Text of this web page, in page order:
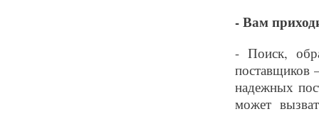
- Вам
- Поиск,
поставщиков
надежных
может